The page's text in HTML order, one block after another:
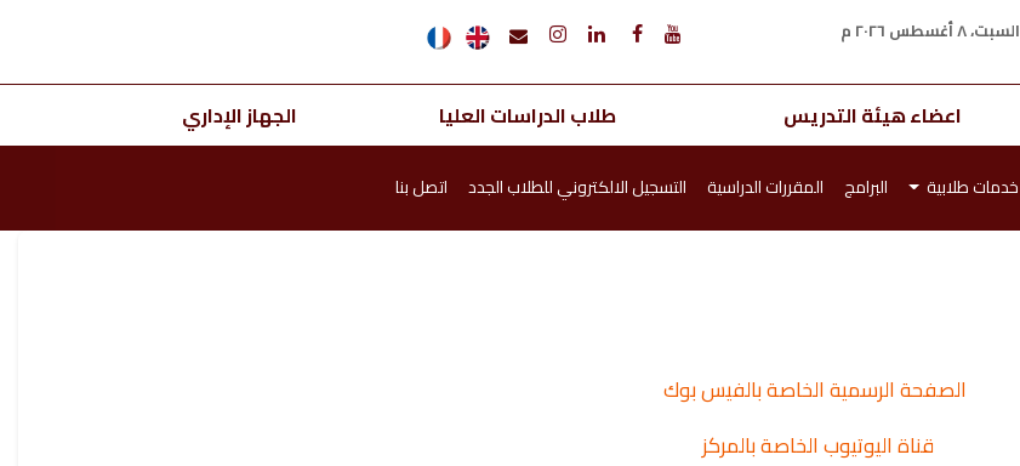
السبت، ٨ أغسطس ٢٠٢٦ م
اعضاء هيئة التدريس طلاب الدراسات العليا الجهاز الإداري
خدمات طلابية البرامج المقررات الدراسية التسجيل الالكتروني للطلاب الجدد اتصل بنا
الصفحة الرسمية الخاصة بالفيس بوك
قناة اليوتيوب الخاصة بالمركز